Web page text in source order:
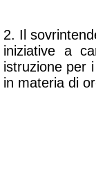
2. Il
iniziative a
istruzione per
in materia di